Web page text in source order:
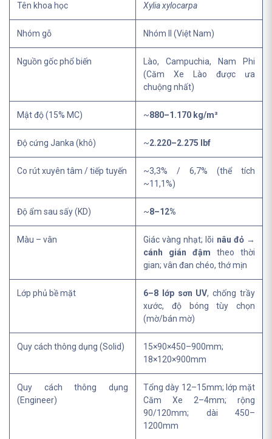
Tên khoa học Xylia xylocarpa
Nhóm gỗ Nhóm II (Việt Nam)
Nguồn gốc phổ biến
Lào, Campuchia, Nam Phi
(Căm Xe Lào được ưa
chuộng nhất)
Mật độ (15% MC) ~880–1.170 kg/m³
Độ cứng Janka (khô) ~2.220–2.275 lbf
Co rút xuyên tâm / tiếp tuyến
~3,3% / 6,7% (thể tích
~11,1%)
Độ ẩm sau sấy (KD) ~8–12%
Màu – vân Giác vàng nhạt; lõi nâu đỏ→
cánh gián đậm theo thời
gian; vân đan chéo, thớ mịn
Lớp phủ bề mặt 6–8 lớp sơn UV, chống trầy
xước, độ bóng tùy chọn
(mờ/bán mờ)
Quy cách thông dụng (Solid)
15×90×450–900mm;
18×120×900mm
Quy cách thông dụng
(Engineer)
Tổng dày 12–15mm; lớp mặt
Căm Xe 2–4mm; rộng
90/120mm; dài 450–
1200mm